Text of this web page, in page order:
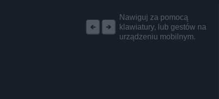
Nawiguj za pomocą
klawiatury, lub gestów na
urządzeniu mobilnym.